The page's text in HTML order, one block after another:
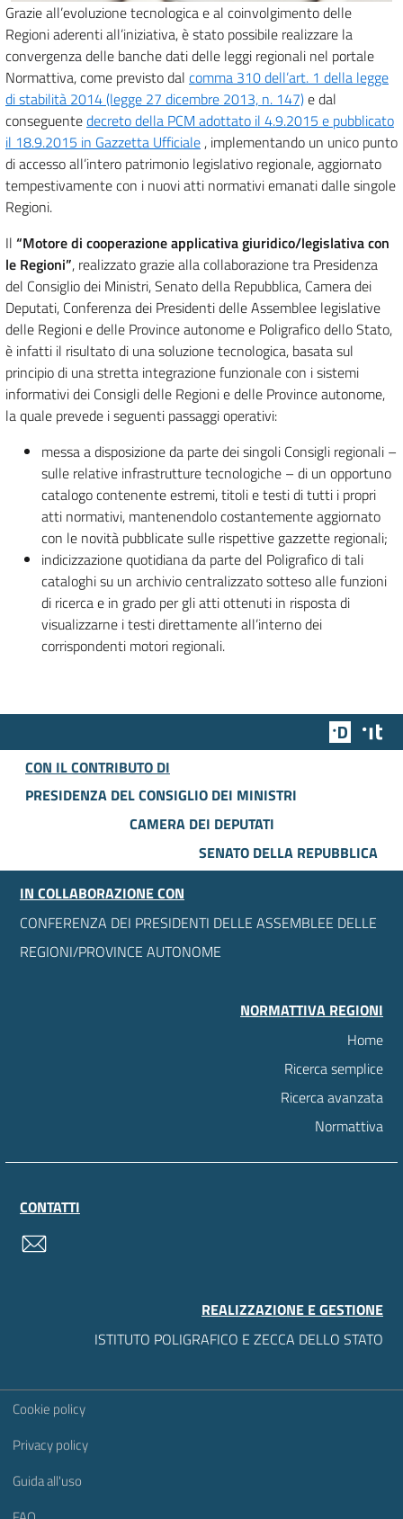
Grazie all’evoluzione tecnologica e al coinvolgimento delle
Regioni aderenti all’iniziativa, è stato possibile realizzare la
convergenza delle banche dati delle leggi regionali nel portale
Normattiva, come previsto dal comma 310 dell’art. 1 della legge
di stabilità 2014 (legge 27 dicembre 2013, n. 147)e dal
conseguentedecreto della PCM adottato il 4.9.2015 e pubblicato
il 18.9.2015 in Gazzetta Ufficiale , implementando un unico punto
di accesso all’intero patrimonio legislativo regionale, aggiornato
tempestivamente con i nuovi atti normativi emanati dalle singole
Regioni.
Il “Motore di cooperazione applicativa giuridico/legislativa con
le Regioni”, realizzato grazie alla collaborazione tra Presidenza
del Consiglio dei Ministri, Senato della Repubblica, Camera dei
Deputati, Conferenza dei Presidenti delle Assemblee legislative
delle Regioni e delle Province autonome e Poligrafico dello Stato,
è infatti il risultato di una soluzione tecnologica, basata sul
principio di una stretta integrazione funzionale con i sistemi
informativi dei Consigli delle Regioni e delle Province autonome,
la quale prevede i seguenti passaggi operativi:
messa a disposizione da parte dei singoli Consigli regionali –
sulle relative infrastrutture tecnologiche – di un opportuno
catalogo contenente estremi, titoli e testi di tutti i propri
atti normativi, mantenendolo costantemente aggiornato
con le novità pubblicate sulle rispettive gazzette regionali;
indicizzazione quotidiana da parte del Poligrafico di tali
cataloghi su un archivio centralizzato sotteso alle funzioni
di ricerca e in grado per gli atti ottenuti in risposta di
visualizzarne i testi direttamente all’interno dei
corrispondenti motori regionali.
Team
CON IL CONTRIBUTO DI
PRESIDENZA DEL CONSIGLIO DEI MINISTRI
CAMERA DEI DEPUTATI
SENATO DELLA REPUBBLICA
IN COLLABORAZIONE CON
CONFERENZA DEI PRESIDENTI DELLE ASSEMBLEE DELLE
REGIONI/PROVINCE AUTONOME
NORMATTIVA REGIONI
Home
Ricerca semplice
Ricerca avanzata
Normattiva
CONTATTI
REALIZZAZIONE E GESTIONE
ISTITUTO POLIGRAFICO E ZECCA DELLO STATO
Sezione Link Utili
Cookie policy
Privacy policy
Guida all'uso